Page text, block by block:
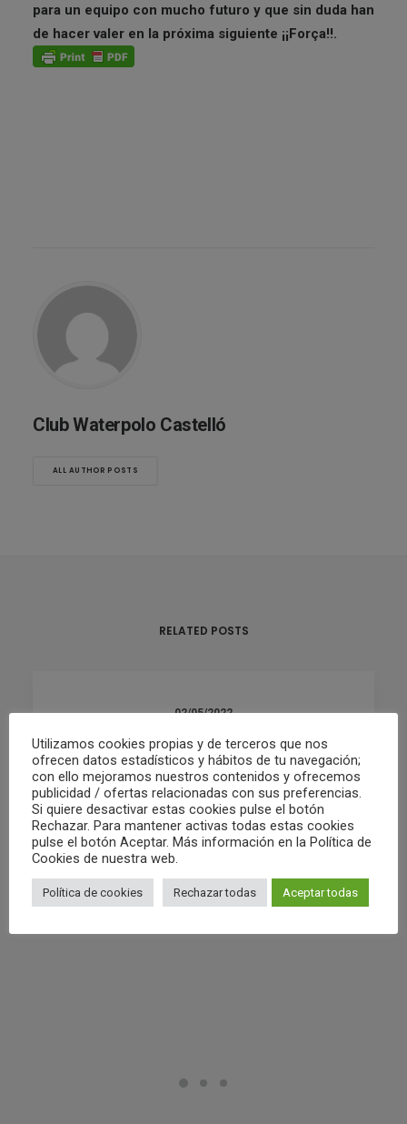
para un equipo con mucho futuro y que sin duda han
de hacer valer en la próxima siguiente ¡¡Força!!.
Club Waterpolo Castelló
ALL AUTHOR POSTS
RELATED POSTS
02/05/2022
RESUMEN FIN DE SEMANA 30/04 Y
01/05
by Club Waterpolo Castelló
Utilizamos cookies propias y de terceros que nos
ofrecen datos estadísticos y hábitos de tu navegación;
con ello mejoramos nuestros contenidos y ofrecemos
publicidad / ofertas relacionadas con sus preferencias.
Si quiere desactivar estas cookies pulse el botón
Rechazar. Para mantener activas todas estas cookies
pulse el botón Aceptar. Más información en la Política de
Cookies de nuestra web.
Política de cookies Rechazar todas Aceptar todas